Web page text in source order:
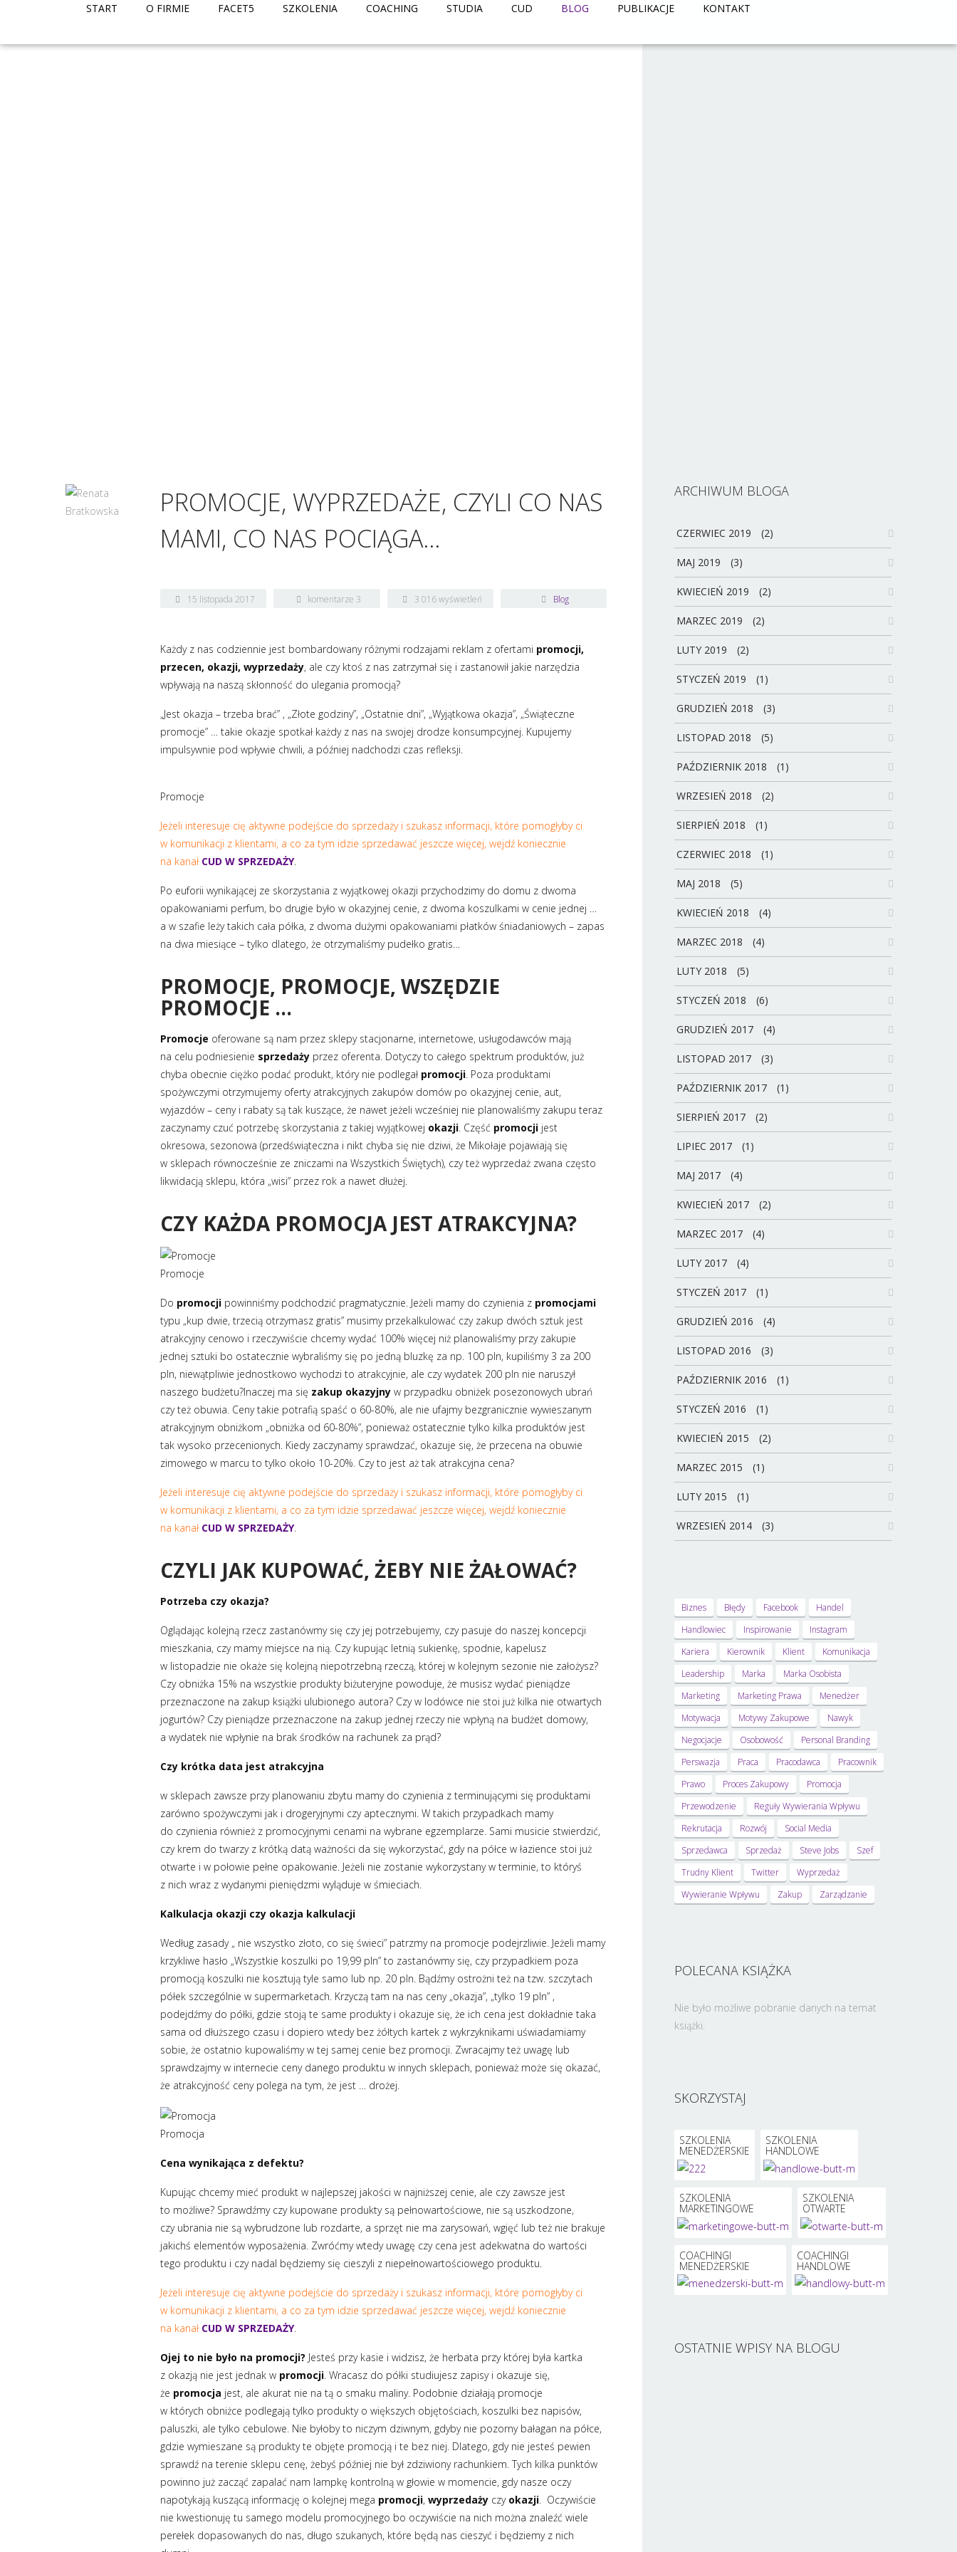
START O FIRMIE FACET5 SZKOLENIA COACHING STUDIA CUD BLOG PUBLIKACJE KONTAKT
PROMOCJE, WYPRZEDAŻE, CZYLI CO NAS
MAMI, CO NAS POCIĄGA…
15 listopada 2017 komentarze 3 3 016 wyświetleń Blog
Każdy z nas codziennie jest bombardowany różnymi rodzajami reklam z ofertami promocji,
przecen, okazji, wyprzedaży, ale czy ktoś z nas zatrzymał się i zastanowił jakie narzędzia
wpływają na naszą skłonność do ulegania promocją?
„Jest okazja – trzeba brać” , „Złote godziny”, „Ostatnie dni”, „Wyjątkowa okazja”, „Świąteczne
promocje” … takie okazje spotkał każdy z nas na swojej drodze konsumpcyjnej. Kupujemy
impulsywnie pod wpływie chwili, a później nadchodzi czas refleksji.
Promocje
Jeżeli interesuje cię aktywne podejście do sprzedaży i szukasz informacji, które pomogłyby ci
w komunikacji z klientami, a co za tym idzie sprzedawać jeszcze więcej, wejdź koniecznie
na kanał CUD W SPRZEDAŻY.
Po euforii wynikającej ze skorzystania z wyjątkowej okazji przychodzimy do domu z dwoma
opakowaniami perfum, bo drugie było w okazyjnej cenie, z dwoma koszulkami w cenie jednej …
a w szafie leży takich cała półka, z dwoma dużymi opakowaniami płatków śniadaniowych – zapas
na dwa miesiące – tylko dlatego, że otrzymaliśmy pudełko gratis…
PROMOCJE, PROMOCJE, WSZĘDZIE
PROMOCJE …
Promocje oferowane są nam przez sklepy stacjonarne, internetowe, usługodawców mają
na celu podniesienie sprzedaży przez oferenta. Dotyczy to całego spektrum produktów, już
chyba obecnie ciężko podać produkt, który nie podlegał promocji. Poza produktami
spożywczymi otrzymujemy oferty atrakcyjnych zakupów domów po okazyjnej cenie, aut,
wyjazdów – ceny i rabaty są tak kuszące, że nawet jeżeli wcześniej nie planowaliśmy zakupu teraz
zaczynamy czuć potrzebę skorzystania z takiej wyjątkowej okazji. Część promocji jest
okresowa, sezonowa (przedświąteczna i nikt chyba się nie dziwi, że Mikołaje pojawiają się
w sklepach równocześnie ze zniczami na Wszystkich Świętych), czy też wyprzedaż zwana często
likwidacją sklepu, która „wisi” przez rok a nawet dłużej.
CZY KAŻDA PROMOCJA JEST ATRAKCYJNA?
Promocje
Do promocji powinniśmy podchodzić pragmatycznie. Jeżeli mamy do czynienia z promocjami
typu „kup dwie, trzecią otrzymasz gratis” musimy przekalkulować czy zakup dwóch sztuk jest
atrakcyjny cenowo i rzeczywiście chcemy wydać 100% więcej niż planowaliśmy przy zakupie
jednej sztuki bo ostatecznie wybraliśmy się po jedną bluzkę za np. 100 pln, kupiliśmy 3 za 200
pln, niewątpliwie jednostkowo wychodzi to atrakcyjnie, ale czy wydatek 200 pln nie naruszył
naszego budżetu?Inaczej ma się zakup okazyjny w przypadku obniżek posezonowych ubrań
czy też obuwia. Ceny takie potrafią spaść o 60-80%, ale nie ufajmy bezgranicznie wywieszanym
atrakcyjnym obniżkom „obniżka od 60-80%”, ponieważ ostatecznie tylko kilka produktów jest
tak wysoko przecenionych. Kiedy zaczynamy sprawdzać, okazuje się, że przecena na obuwie
zimowego w marcu to tylko około 10-20%. Czy to jest aż tak atrakcyjna cena?
Jeżeli interesuje cię aktywne podejście do sprzedaży i szukasz informacji, które pomogłyby ci
w komunikacji z klientami, a co za tym idzie sprzedawać jeszcze więcej, wejdź koniecznie
na kanał CUD W SPRZEDAŻY.
CZYLI JAK KUPOWAĆ, ŻEBY NIE ŻAŁOWAĆ?
Potrzeba czy okazja?
Oglądając kolejną rzecz zastanówmy się czy jej potrzebujemy, czy pasuje do naszej koncepcji
mieszkania, czy mamy miejsce na nią. Czy kupując letnią sukienkę, spodnie, kapelusz
w listopadzie nie okaże się kolejną niepotrzebną rzeczą, której w kolejnym sezonie nie założysz?
Czy obniżka 15% na wszystkie produkty biżuteryjne powoduje, że musisz wydać pieniądze
przeznaczone na zakup książki ulubionego autora? Czy w lodówce nie stoi już kilka nie otwartych
jogurtów? Czy pieniądze przeznaczone na zakup jednej rzeczy nie wpłyną na budżet domowy,
a wydatek nie wpłynie na brak środków na rachunek za prąd?
Czy krótka data jest atrakcyjna
w sklepach zawsze przy planowaniu zbytu mamy do czynienia z terminującymi się produktami
zarówno spożywczymi jak i drogeryjnymi czy aptecznymi. W takich przypadkach mamy
do czynienia również z promocyjnymi cenami na wybrane egzemplarze. Sami musicie stwierdzić,
czy krem do twarzy z krótką datą ważności da się wykorzystać, gdy na półce w łazience stoi już
otwarte i w połowie pełne opakowanie. Jeżeli nie zostanie wykorzystany w terminie, to któryś
z nich wraz z wydanymi pieniędzmi wyląduje w śmieciach.
Kalkulacja okazji czy okazja kalkulacji
Według zasady „ nie wszystko złoto, co się świeci” patrzmy na promocje podejrzliwie. Jeżeli mamy
krzykliwe hasło „Wszystkie koszulki po 19,99 pln” to zastanówmy się, czy przypadkiem poza
promocją koszulki nie kosztują tyle samo lub np. 20 pln. Bądźmy ostrożni też na tzw. szczytach
półek szczególnie w supermarketach. Krzyczą tam na nas ceny „okazja”, „tylko 19 pln” ,
podejdźmy do półki, gdzie stoją te same produkty i okazuje się, że ich cena jest dokładnie taka
sama od dłuższego czasu i dopiero wtedy bez żółtych kartek z wykrzyknikami uświadamiamy
sobie, że ostatnio kupowaliśmy w tej samej cenie bez promocji. Zwracajmy też uwagę lub
sprawdzajmy w internecie ceny danego produktu w innych sklepach, ponieważ może się okazać,
że atrakcyjność ceny polega na tym, że jest … drożej.
Promocja
Cena wynikająca z defektu?
Kupując chcemy mieć produkt w najlepszej jakości w najniższej cenie, ale czy zawsze jest
to możliwe? Sprawdźmy czy kupowane produkty są pełnowartościowe, nie są uszkodzone,
czy ubrania nie są wybrudzone lub rozdarte, a sprzęt nie ma zarysowań, wgięć lub też nie brakuje
jakichś elementów wyposażenia. Zwróćmy wtedy uwagę czy cena jest adekwatna do wartości
tego produktu i czy nadal będziemy się cieszyli z niepełnowartościowego produktu.
Jeżeli interesuje cię aktywne podejście do sprzedaży i szukasz informacji, które pomogłyby ci
w komunikacji z klientami, a co za tym idzie sprzedawać jeszcze więcej, wejdź koniecznie
na kanał CUD W SPRZEDAŻY.
Ojej to nie było na promocji? Jesteś przy kasie i widzisz, że herbata przy której była kartka
z okazją nie jest jednak w promocji . Wracasz do półki studiujesz zapisy i okazuje się,
że promocja jest, ale akurat nie na tą o smaku maliny. Podobnie działają promocje
w których obniżce podlegają tylko produkty o większych objętościach, koszulki bez napisów,
paluszki, ale tylko cebulowe. Nie byłoby to niczym dziwnym, gdyby nie pozorny bałagan na półce,
gdzie wymieszane są produkty te objęte promocją i te bez niej. Dlatego, gdy nie jesteś pewien
sprawdź na terenie sklepu cenę, żebyś później nie był zdziwiony rachunkiem. Tych kilka punktów
powinno już zacząć zapalać nam lampkę kontrolną w głowie w momencie, gdy nasze oczy
napotykają kuszącą informację o kolejnej mega promocji,wyprzedaży czy okazji . Oczywiście
nie kwestionuję tu samego modelu promocyjnego bo oczywiście na nich można znaleźć wiele
perełek dopasowanych do nas, długo szukanych, które będą nas cieszyć i będziemy z nich
ARCHIWUM BLOGA
CZERWIEC 2019 (2)
MAJ 2019 (3)
KWIECIEŃ 2019 (2)
MARZEC 2019 (2)
LUTY 2019 (2)
STYCZEŃ 2019 (1)
GRUDZIEŃ 2018 (3)
LISTOPAD 2018 (5)
PAŹDZIERNIK 2018 (1)
WRZESIEŃ 2018 (2)
SIERPIEŃ 2018 (1)
CZERWIEC 2018 (1)
MAJ 2018 (5)
KWIECIEŃ 2018 (4)
MARZEC 2018 (4)
LUTY 2018 (5)
STYCZEŃ 2018 (6)
GRUDZIEŃ 2017 (4)
LISTOPAD 2017 (3)
PAŹDZIERNIK 2017 (1)
SIERPIEŃ 2017 (2)
LIPIEC 2017 (1)
MAJ 2017 (4)
KWIECIEŃ 2017 (2)
MARZEC 2017 (4)
LUTY 2017 (4)
STYCZEŃ 2017 (1)
GRUDZIEŃ 2016 (4)
LISTOPAD 2016 (3)
PAŹDZIERNIK 2016 (1)
STYCZEŃ 2016 (1)
KWIECIEŃ 2015 (2)
MARZEC 2015 (1)
LUTY 2015 (1)
WRZESIEŃ 2014 (3)
Biznes Błędy Facebook
Handel
Handlowiec
Inspirowanie
Instagram
Kariera
Kierownik Klient
Komunikacja
Leadership
Marka
Marka Osobista
Marketing
Marketing Prawa
Menedżer
Motywacja
Motywy Zakupowe
Nawyk
Negocjacje
Osobowość
Personal Branding
Perswazja
Praca Pracodawca
Pracownik
Prawo
Proces Zakupowy
Promocja
Przewodzenie
Reguły Wywierania Wpływu
Rekrutacja
Rozwój
Social Media
Sprzedawca
Sprzedaż Steve Jobs
Szef
Trudny Klient
Twitter
Wyprzedaż
Wywieranie Wpływu
Zakup Zarządzanie
POLECANA KSIĄŻKA
Nie było możliwe pobranie danych na temat
książki.
SKORZYSTAJ
SZKOLENIA
MENEDŻERSKIE
SZKOLENIA
HANDLOWE
SZKOLENIA
MARKETINGOWE
SZKOLENIA
OTWARTE
COACHINGI
MENEDŻERSKIE
COACHINGI
HANDLOWE
OSTATNIE WPISY NA BLOGU